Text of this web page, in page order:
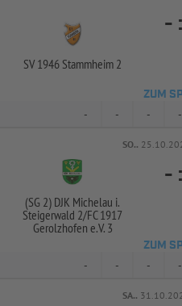
SV 1946 Stammheim 2
- :
ZUM
- - - -
SO..
(SG 2) DJK Michelau i.
Steigerwald 2/FC 1917
Gerolzhofen e.V. 3
- :
ZUM
- - - -
SA..